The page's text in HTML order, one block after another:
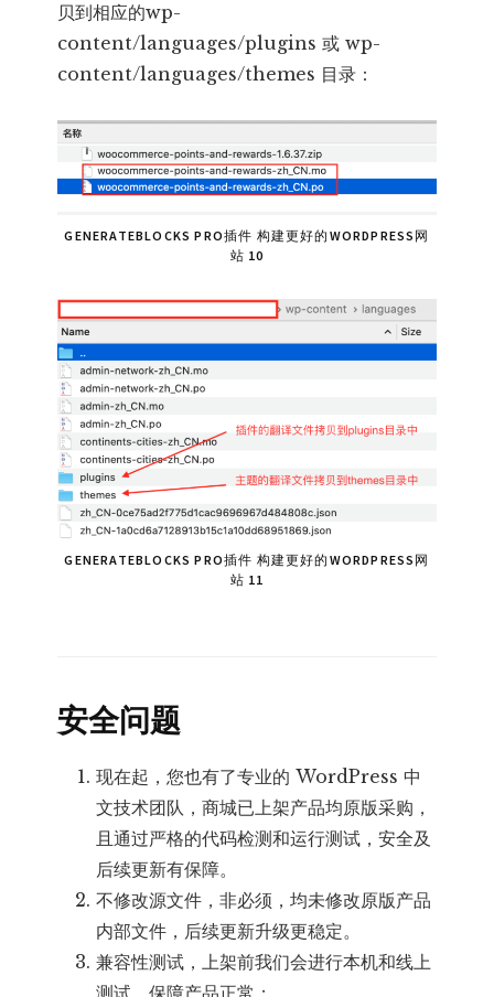
贝到相应的wp-
content/languages/plugins 或 wp-
content/languages/themes 目录：
GENERATEBLOCKS PRO插件 构建更好的WORDPRESS网
站 10
GENERATEBLOCKS PRO插件 构建更好的WORDPRESS网
站 11
安全问题
现在起，您也有了专业的 WordPress 中
文技术团队，商城已上架产品均原版采购，
且通过严格的代码检测和运行测试，安全及
后续更新有保障。
不修改源文件，非必须，均未修改原版产品
内部文件，后续更新升级更稳定。
兼容性测试，上架前我们会进行本机和线上